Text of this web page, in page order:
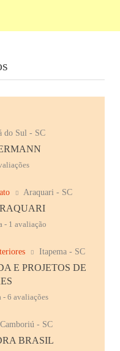
do Sul - SC
Araquari - SC
- 1 avaliação
Itapema - SC
E PROJETOS DE
- 6 avaliações
Camboriú - SC
BRASIL